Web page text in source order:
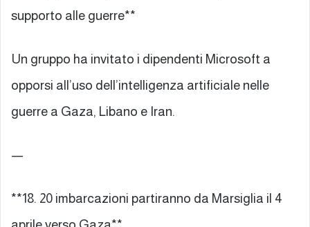
supporto alle guerre**
Un gruppo ha invitato i dipendenti Microsoft a
opporsi all’uso dell’intelligenza artificiale nelle
guerre a Gaza, Libano e Iran.
—
**18. 20 imbarcazioni partiranno da Marsiglia il 4